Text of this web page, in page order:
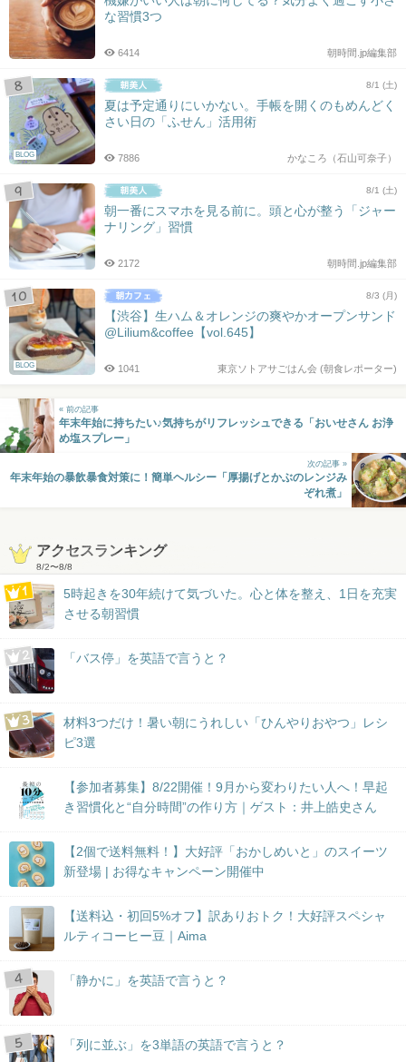
な習慣3つ
朝時間.jp編集部
6414
BLOG
8/1 (土)
夏は予定通りにいかない。手帳を開くのもめんどく
さい日の「ふせん」活用術
かなころ（石山可奈子）
7886
8/1 (土)
朝一番にスマホを見る前に。頭と心が整う「ジャー
ナリング」習慣
朝時間.jp編集部
2172
BLOG
8/3 (月)
【渋谷】生ハム＆オレンジの爽やかオープンサンド
@Lilium&coffee【vol.645】
東京ソトアサごはん会 (朝食レポーター)
1041
« 前の記事
年末年始に持ちたい♪気持ちがリフレッシュできる「おいせさん お浄
め塩スプレー」
次の記事 »
年末年始の暴飲暴食対策に！簡単ヘルシー「厚揚げとかぶのレンジみ
ぞれ煮」
アクセスランキング
8/2〜8/8
5時起きを30年続けて気づいた。心と体を整え、1日を充実
させる朝習慣
「バス停」を英語で言うと？
材料3つだけ！暑い朝にうれしい「ひんやりおやつ」レシ
ピ3選
【参加者募集】8/22開催！9月から変わりたい人へ！早起
き習慣化と“自分時間”の作り方｜ゲスト：井上皓史さん
【2個で送料無料！】大好評「おかしめいと」のスイーツ
新登場 | お得なキャンペーン開催中
【送料込・初回5%オフ】訳ありおトク！大好評スペシャ
ルティコーヒー豆｜Aima
「静かに」を英語で言うと？
「列に並ぶ」を3単語の英語で言うと？